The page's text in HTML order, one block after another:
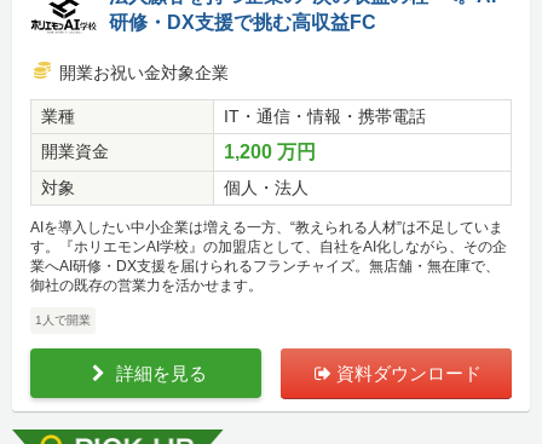
研修・DX支援で挑む高収益FC
開業お祝い金対象企業
業種
IT・通信・情報・携帯電話
開業資金
1,200 万円
対象 個人・法人
AIを導入したい中小企業は増える一方、“教えられる人材”は不足していま
す。『ホリエモンAI学校』の加盟店として、自社をAI化しながら、その企
業へAI研修・DX支援を届けられるフランチャイズ。無店舗・無在庫で、
御社の既存の営業力を活かせます。
1人で開業
詳細を見る 資料ダウンロード